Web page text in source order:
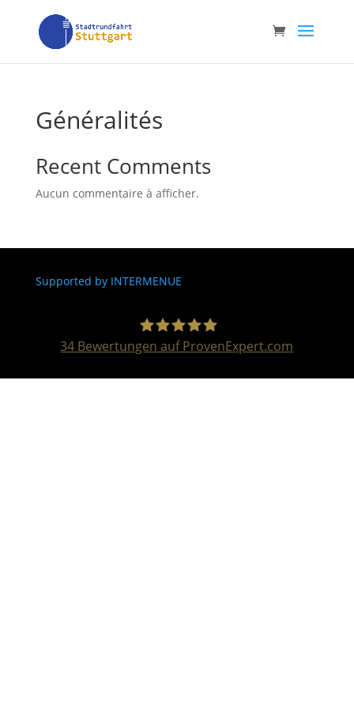
Généralités
Recent Comments
Aucun commentaire à afficher.
Supported by INTERMENUE
34 Bewertungen auf ProvenExpert.com